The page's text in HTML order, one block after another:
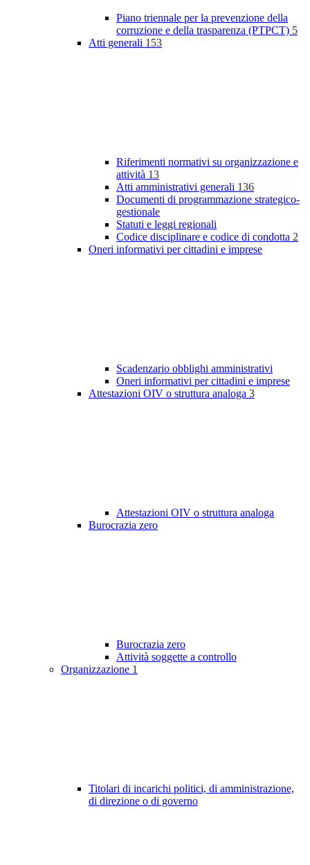
Piano triennale per la prevenzione della
corruzione e della trasparenza (PTPCT) 5
Atti generali 153
Riferimenti normativi su organizzazione e
attività 13
Atti amministrativi generali 136
Documenti di programmazione strategico-
gestionale
Statuti e leggi regionali
Codice disciplinare e codice di condotta 2
Oneri informativi per cittadini e imprese
Scadenzario obblighi amministrativi
Oneri informativi per cittadini e imprese
Attestazioni OIV o struttura analoga 3
Attestazioni OIV o struttura analoga
Burocrazia zero
Burocrazia zero
Attività soggette a controllo
Organizzazione 1
Titolari di incarichi politici, di amministrazione,
di direzione o di governo